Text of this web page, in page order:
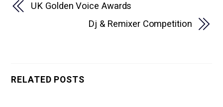
UK Golden Voice Awards
Dj & Remixer Competition
RELATED POSTS